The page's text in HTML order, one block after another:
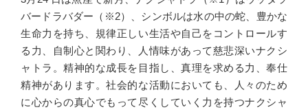
バードラバダー（※2）、シンボルは水の中の蛇、豊かな
生命力を持ち、規律正しい生活や自己をコントロールす
る力、自制心と関わり、人情味があって慈悲深いナクシ
ャトラ。精神的な成長を目指し、真理を求める力、奉仕
精神があります。社会的な活動においても、人々のため
に心からの真心でもって尽くしていく力を持つナクシャ